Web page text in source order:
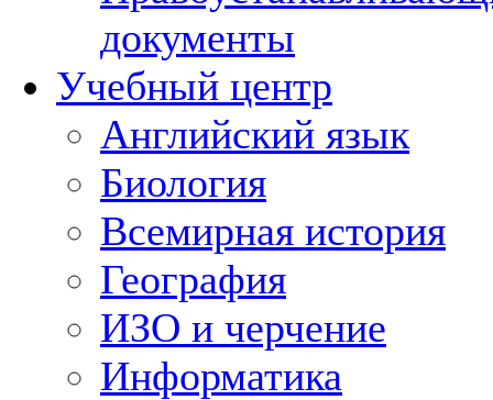
документы
Учебный центр
Английский язык
Биология
Всемирная история
География
ИЗО и черчение
Информатика